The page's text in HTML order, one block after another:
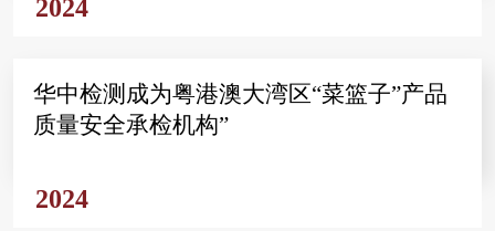
2024
华中检测成为粤港澳大湾区“菜篮子”产品
质量安全承检机构”
2024